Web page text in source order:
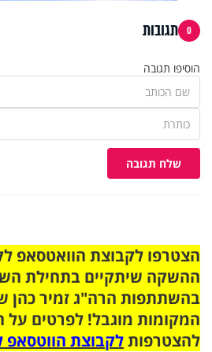
0 תגובות
הוסיפו תגובה
שלח תגובה
ההשקה שיתקיים בתחילת
בהשתתפות הרה"ג זמיר כהן
המקומות מוגבל! לפרטים על
להצטרפותלקבוצת הווטסאפ